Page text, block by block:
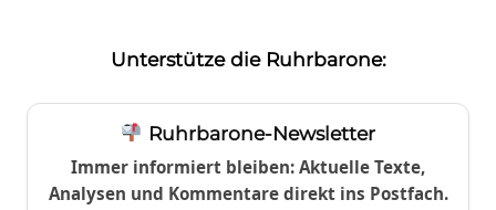
Unterstütze die Ruhrbarone:
Ruhrbarone-Newsletter
Immer informiert bleiben: Aktuelle Texte,
Analysen und Kommentare direkt ins Postfach.